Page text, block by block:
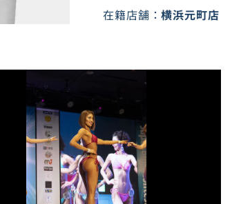
在籍店舗：横浜元町店